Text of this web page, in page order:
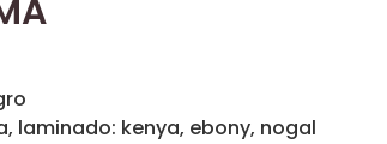
laminado: kenya, ebony, nogal